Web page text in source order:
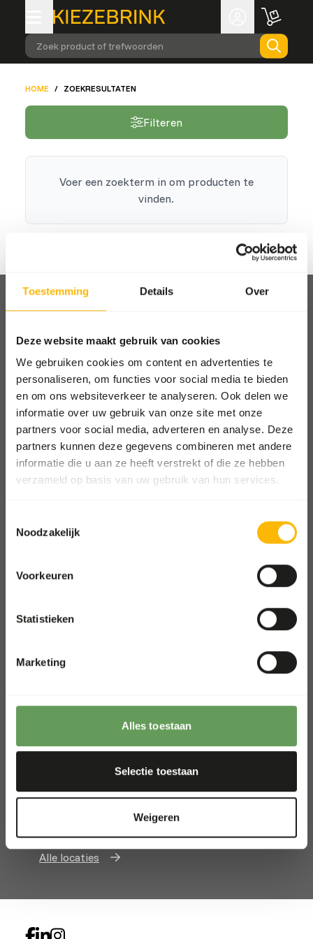
Toestemming Details Over
Deze website maakt gebruik van cookies
We gebruiken cookies om content en advertenties te
personaliseren, om functies voor social media te bieden
en om ons websiteverkeer te analyseren. Ook delen we
informatie over uw gebruik van onze site met onze
partners voor social media, adverteren en analyse. Deze
partners kunnen deze gegevens combineren met andere
informatie die u aan ze heeft verstrekt of die ze hebben
verzameld op basis van uw gebruik van hun services.
Noodzakelijk
Voorkeuren
Statistieken
Marketing
Alles toestaan
Selectie toestaan
Weigeren
Zoek product of trefwoorden
HOME / ZOEKRESULTATEN
Filteren
Voer een zoekterm in om producten te
vinden.
ZOOS SHOP
Afhalen en bezorgen
Locaties
Nieuws
Goede doelen
Contact
+31 (0) 341 358 338
info@kiezebrink.eu
Kiezebrink International
Kiezebrink België & Frankrijk
Kiezebrink Nordics
Alle locaties